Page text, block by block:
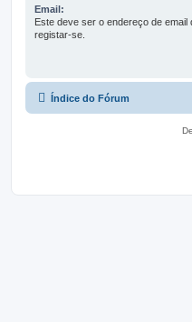
Email:
Este deve ser o endereço de email
registar-se.
Índice do Fórum